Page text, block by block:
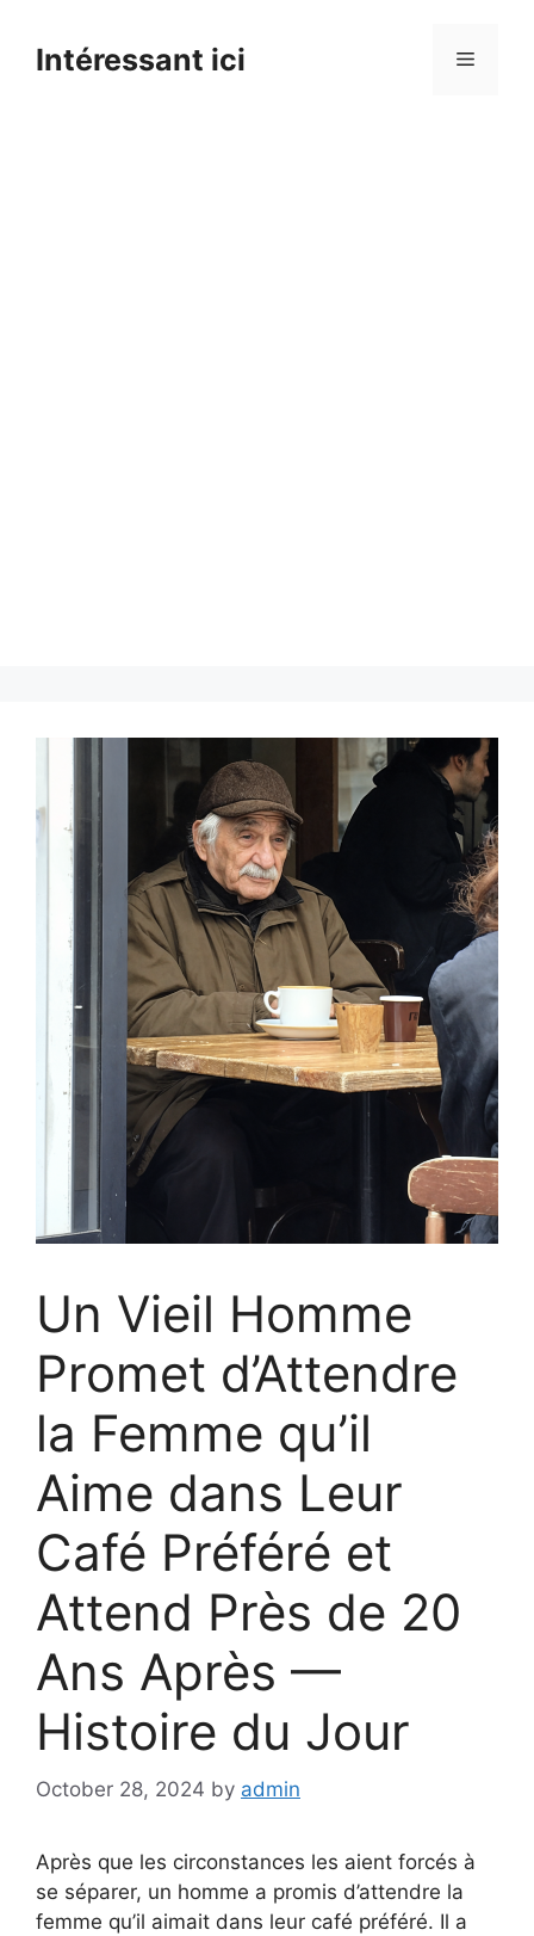
contentIntéressant ici Menu
Un Vieil Homme
Promet d’Attendre
la Femme qu’il
Aime dans Leur
Café Préféré et
Attend Près de 20
Ans Après —
Histoire du Jour
October 28, 2024 by admin
Après que les circonstances les aient forcés à
se séparer, un homme a promis d’attendre la
femme qu’il aimait dans leur café préféré. Il a